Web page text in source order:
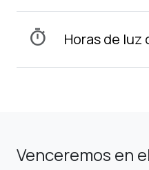
timer Horas de luz
Venceremos en